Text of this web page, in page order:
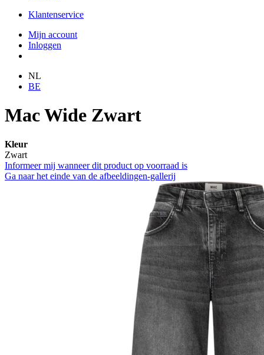
Klantenservice
Mijn account
Inloggen
NL
BE
Mac Wide Zwart
Kleur
Zwart
Informeer mij wanneer dit product op voorraad is
Ga naar het einde van de afbeeldingen-gallerij